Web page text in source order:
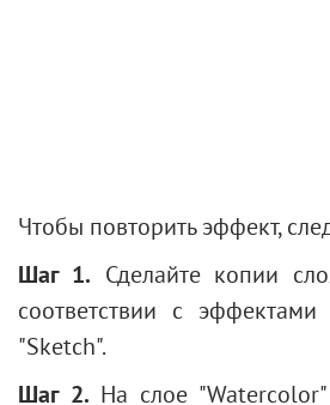
Чтобы повторить эффект,
Шаг 1. Сделайте копии
соответствии с
"Sketch".
Шаг 2. На слое